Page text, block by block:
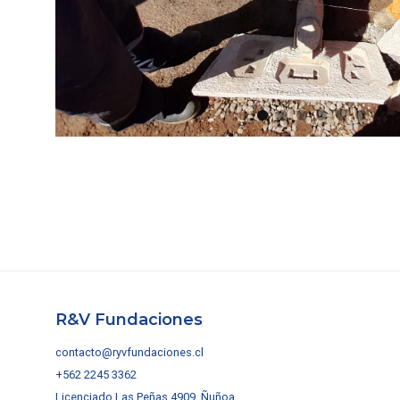
R&V Fundaciones
contacto@ryvfundaciones.cl
+562 2245 3362
Licenciado Las Peñas 4909, Ñuñoa